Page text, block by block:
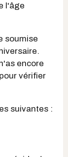
l'âge
soumise
encore
vérifier
suivantes :